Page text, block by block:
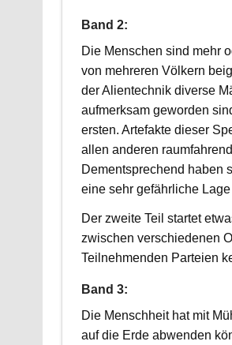
Band 2:
Die Menschen sind mehr
von mehreren Völkern
der Alientechnik diverse
aufmerksam geworden
ersten. Artefakte dieser
allen anderen
Dementsprechend haben
eine sehr gefährliche
Der zweite Teil startet
zwischen verschiedenen
Teilnehmenden Parteien
Band 3:
Die Menschheit hat mit
auf die Erde abwenden